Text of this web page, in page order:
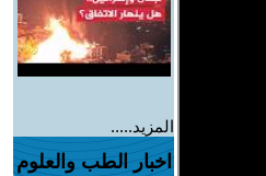
المزيد.....
اخبار الطب والعلوم